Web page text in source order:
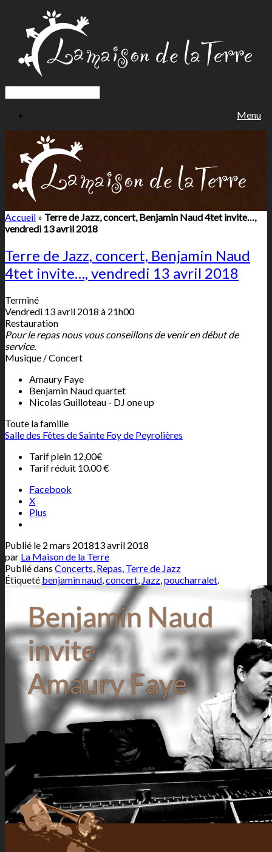
Menu
Accueil » Terre de Jazz, concert, Benjamin Naud 4tet invite…,
vendredi 13 avril 2018
Terre de Jazz, concert, Benjamin Naud
4tet invite…, vendredi 13 avril 2018
Terminé
Vendredi 13 avril 2018 à 21h00
Restauration
Pour le repas nous vous conseillons de venir en début de
service.
Musique / Concert
Amaury Faye
Benjamin Naud quartet
Nicolas Guilloteau - DJ one up
Toute la famille
Salle des Fêtes de Sainte Foy de Peyrolières
Tarif plein 12,00€
Tarif réduit 10.00 €
Facebook
X
Plus
Publié le 2 mars 201813 avril 2018
par La Maison de la Terre
Publié dans Concerts, Repas, Terre de Jazz
Étiqueté benjamin naud,concert, Jazz,poucharralet.